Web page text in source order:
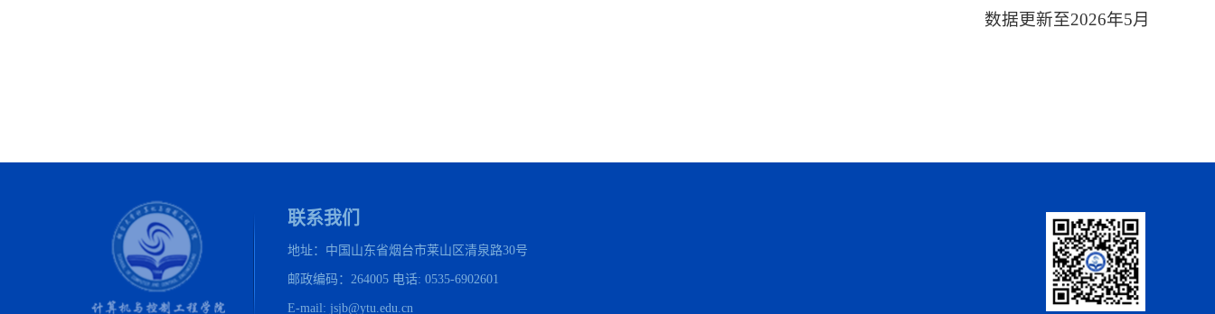
数据更新至2026年5月
联系我们
地址：中国山东省烟台市莱山区清泉路30号
邮政编码：264005 电话: 0535-6902601
E-mail: jsjb@ytu.edu.cn